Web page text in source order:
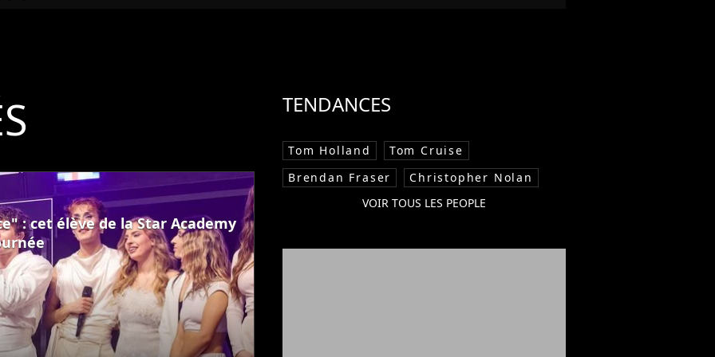
: cet élève de la Star Academy
TENDANCES
Tom Holland
Tom Cruise
Brendan Fraser
Christopher Nolan
VOIR TOUS LES PEOPLE